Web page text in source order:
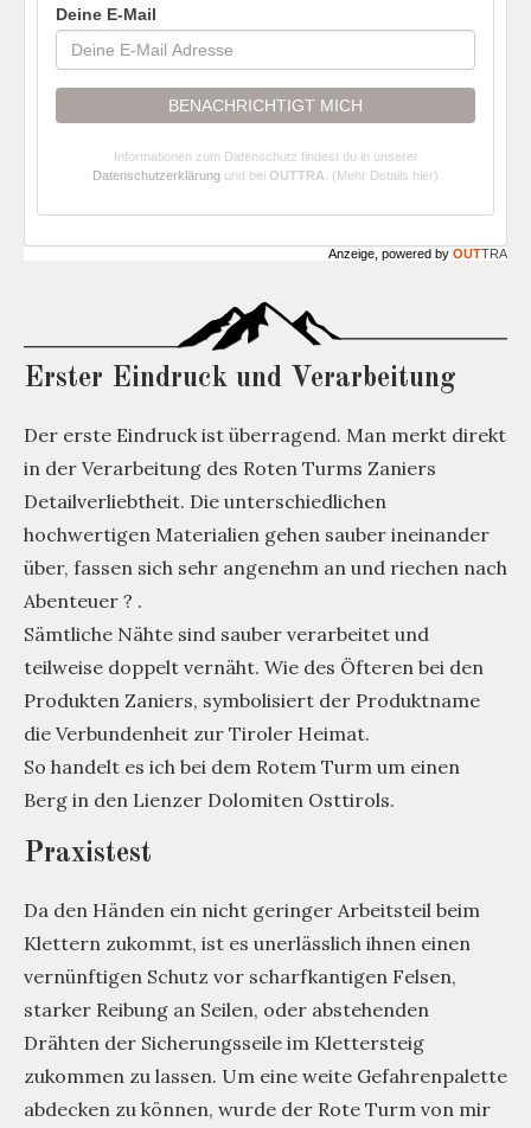
Deine E-Mail
BENACHRICHTIGT MICH
Informationen zum Datenschutz findest du in unserer
Datenschutzerklärung und bei OUTTRA (Mehr Details hier)
Anzeige, powered by OUTTRA
Erster Eindruck und Verarbeitung
Der erste Eindruck ist überragend. Man merkt direkt
in der Verarbeitung des Roten Turms Zaniers
Detailverliebtheit. Die unterschiedlichen
hochwertigen Materialien gehen sauber ineinander
über, fassen sich sehr angenehm an und riechen nach
Abenteuer ? .
Sämtliche Nähte sind sauber verarbeitet und
teilweise doppelt vernäht. Wie des Öfteren bei den
Produkten Zaniers, symbolisiert der Produktname
die Verbundenheit zur Tiroler Heimat.
So handelt es ich bei dem Rotem Turm um einen
Berg in den Lienzer Dolomiten Osttirols.
Praxistest
Da den Händen ein nicht geringer Arbeitsteil beim
Klettern zukommt, ist es unerlässlich ihnen einen
vernünftigen Schutz vor scharfkantigen Felsen,
starker Reibung an Seilen, oder abstehenden
Drähten der Sicherungsseile im Klettersteig
zukommen zu lassen. Um eine weite Gefahrenpalette
abdecken zu können, wurde der Rote Turm von mir